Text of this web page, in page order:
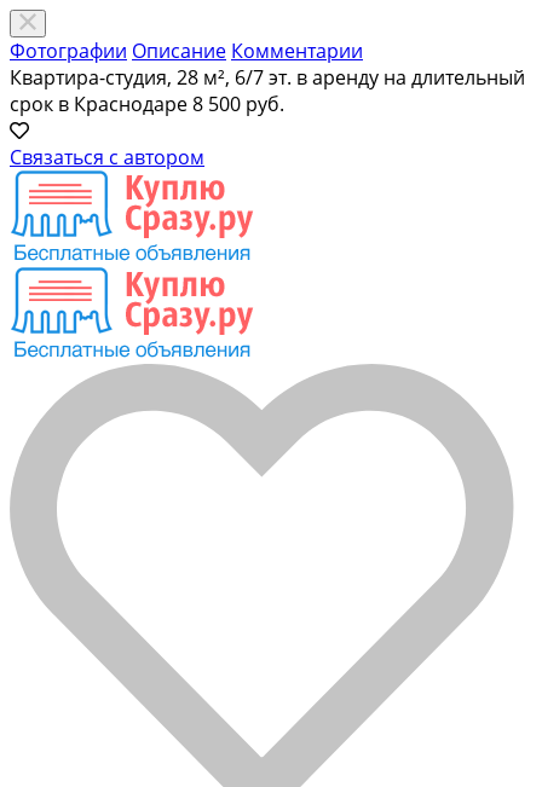
Фотографии Описание Комментарии
Квартира-студия, 28 м², 6/7 эт. в аренду на длительный
срок в Краснодаре8 500 руб.
Связаться с автором